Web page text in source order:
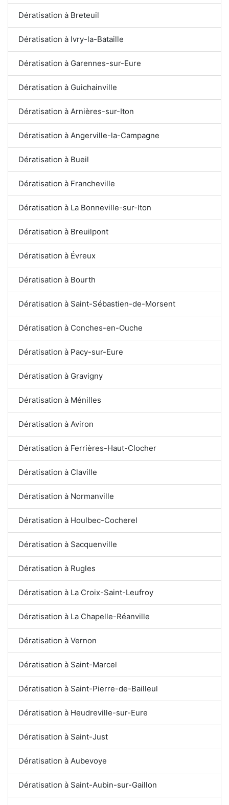
Dératisation à Breteuil
Dératisation à Ivry-la-Bataille
Dératisation à Garennes-sur-Eure
Dératisation à Guichainville
Dératisation à Arnières-sur-Iton
Dératisation à Angerville-la-Campagne
Dératisation à Bueil
Dératisation à Francheville
Dératisation à La Bonneville-sur-Iton
Dératisation à Breuilpont
Dératisation à Évreux
Dératisation à Bourth
Dératisation à Saint-Sébastien-de-Morsent
Dératisation à Conches-en-Ouche
Dératisation à Pacy-sur-Eure
Dératisation à Gravigny
Dératisation à Ménilles
Dératisation à Aviron
Dératisation à Ferrières-Haut-Clocher
Dératisation à Claville
Dératisation à Normanville
Dératisation à Houlbec-Cocherel
Dératisation à Sacquenville
Dératisation à Rugles
Dératisation à La Croix-Saint-Leufroy
Dératisation à La Chapelle-Réanville
Dératisation à Vernon
Dératisation à Saint-Marcel
Dératisation à Saint-Pierre-de-Bailleul
Dératisation à Heudreville-sur-Eure
Dératisation à Saint-Just
Dératisation à Aubevoye
Dératisation à Saint-Aubin-sur-Gaillon